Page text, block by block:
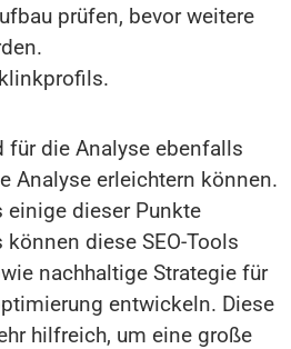
prüfen, bevor weitere
für die Analyse ebenfalls
Analyse erleichtern können.
einige dieser Punkte
diese SEO-Tools
nachhaltige Strategie für
entwickeln. Diese
hilfreich, um eine große